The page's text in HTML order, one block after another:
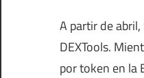
A partir de abril,
DEXTools.
por token en la